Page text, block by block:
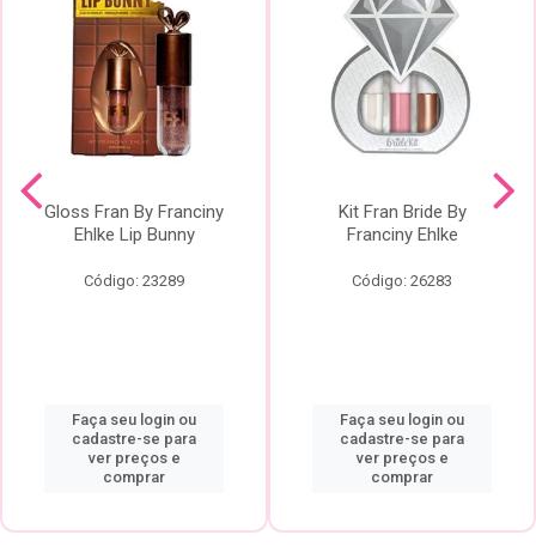
Gloss Fran By Franciny
Ehlke Lip Bunny
Código: 23289
Faça seu login ou
cadastre-se para
ver preços e
comprar
Kit Fran Bride By
Franciny Ehlke
Código: 26283
Faça seu login ou
cadastre-se para
ver preços e
comprar